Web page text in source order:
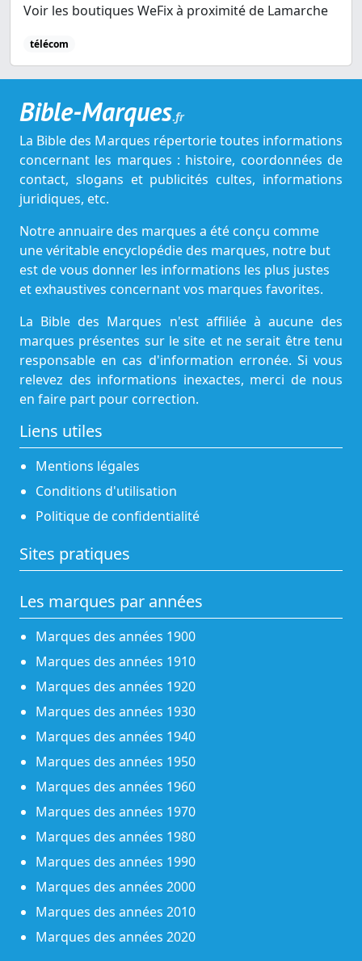
Voir les boutiques WeFix à proximité de Lamarche
télécom
Bible-Marques.fr
La Bible des Marques répertorie toutes informations
concernant les marques : histoire, coordonnées de
contact, slogans et publicités cultes, informations
juridiques, etc.
Notre annuaire des marques a été conçu comme
une véritable encyclopédie des marques, notre but
est de vous donner les informations les plus justes
et exhaustives concernant vos marques favorites.
La Bible des Marques n'est affiliée à aucune des
marques présentes sur le site et ne serait être tenu
responsable en cas d'information erronée. Si vous
relevez des informations inexactes, merci de nous
en faire part pour correction.
Liens utiles
Mentions légales
Conditions d'utilisation
Politique de confidentialité
Sites pratiques
Les marques par années
Marques des années 1900
Marques des années 1910
Marques des années 1920
Marques des années 1930
Marques des années 1940
Marques des années 1950
Marques des années 1960
Marques des années 1970
Marques des années 1980
Marques des années 1990
Marques des années 2000
Marques des années 2010
Marques des années 2020